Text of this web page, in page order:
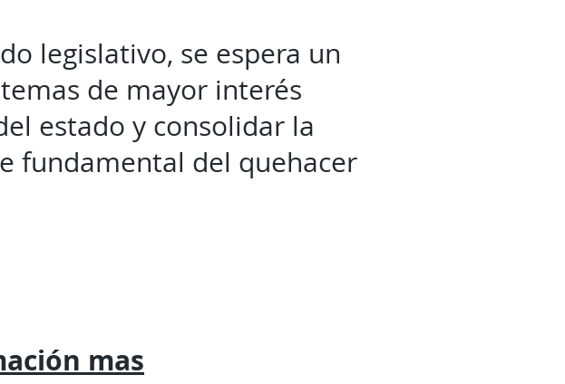
legislativo, se espera un
de mayor interés
estado y consolidar la
fundamental del quehacer
mas